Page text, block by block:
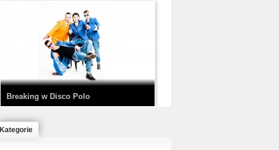
TEDE & SIR MICH - KICKDOWN /
DISCO NOIR
Breaking w Disco Polo
Kategorie